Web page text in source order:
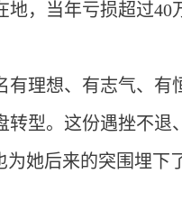
，当年亏损超过40
理想、有志气、有
型。这份遇挫不退
她后来的突围埋下